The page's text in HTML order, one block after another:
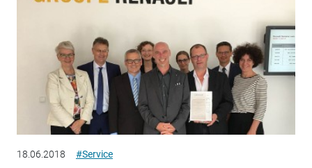
18.06.2018 #Service